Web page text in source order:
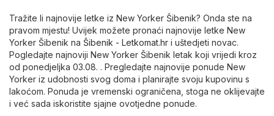
Tražite li najnovije letke iz New Yorker Šibenik? Onda ste na
pravom mjestu! Uvijek možete pronaći najnovije letke New
Yorker Šibenik na Šibenik - Letkomat.hr i uštedjeti novac.
Pogledajte najnoviji New Yorker Šibenik letak koji vrijedi kroz
od ponedjeljka 03.08. . Pregledajte najnovije ponude New
Yorker iz udobnosti svog doma i planirajte svoju kupovinu s
lakoćom. Ponuda je vremenski ograničena, stoga ne oklijevajte
i već sada iskoristite sjajne ovotjedne ponude.